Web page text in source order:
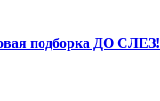
подборка ДО СЛЕЗ!